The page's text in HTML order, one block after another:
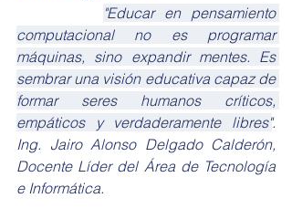
"Educar en pensamiento
computacional no es programar
máquinas, sino expandir mentes. Es
sembrar una visión educativa capaz de
formar seres humanos críticos,
empáticos y verdaderamente libres".
Ing. Jairo Alonso Delgado Calderón,
Docente Líder del Área de Tecnología
e Informática.